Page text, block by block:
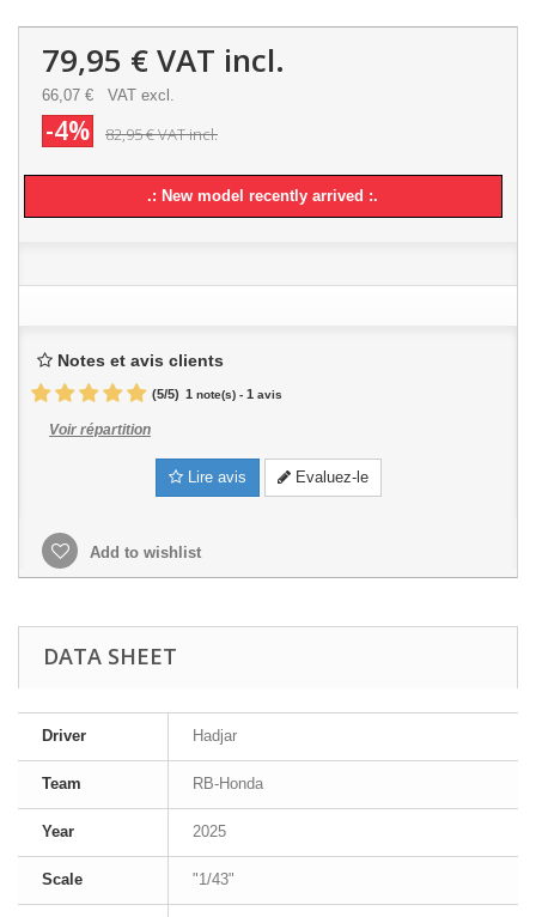
79,95 €VAT incl.
66,07 € VAT excl.
-4% 82,95 €VAT incl.
.: New model recently arrived :.
Notes et avis clients
(5/5) 1 note(s) - 1 avis
Voir répartition
Lire avis Evaluez-le
Add to wishlist
DATA SHEET
Driver Hadjar
Team RB-Honda
Year 2025
Scale "1/43"